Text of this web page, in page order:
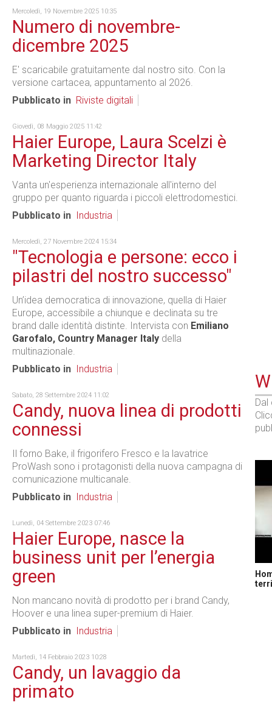
Mercoledì, 19 Novembre 2025 10:35
Numero di novembre-
dicembre 2025
E' scaricabile gratuitamente dal nostro sito. Con la
versione cartacea, appuntamento al 2026.
Pubblicato in Riviste digitali
Giovedì, 08 Maggio 2025 11:42
Haier Europe, Laura Scelzi è
Marketing Director Italy
Vanta un'esperienza internazionale all'interno del
gruppo per quanto riguarda i piccoli elettrodomestici.
Pubblicato in
Industria
Mercoledì, 27 Novembre 2024 15:34
"Tecnologia e persone: ecco i
pilastri del nostro successo"
Un’idea democratica di innovazione, quella di Haier
Europe, accessibile a chiunque e declinata su tre
brand dalle identità distinte. Intervista con Emiliano
Garofalo, Country Manager Italy della
multinazionale.
Pubblicato in
Industria
Sabato, 28 Settembre 2024 11:02
Candy, nuova linea di prodotti
connessi
Il forno Bake, il frigorifero Fresco e la lavatrice
ProWash sono i protagonisti della nuova campagna di
comunicazione multicanale.
Pubblicato in
Industria
Lunedì, 04 Settembre 2023 07:46
Haier Europe, nasce la
business unit per l’energia
green
Non mancano novità di prodotto per i brand Candy,
Hoover e una linea super-premium di Haier.
Pubblicato in
Industria
Martedì, 14 Febbraio 2023 10:28
Candy, un lavaggio da
primato